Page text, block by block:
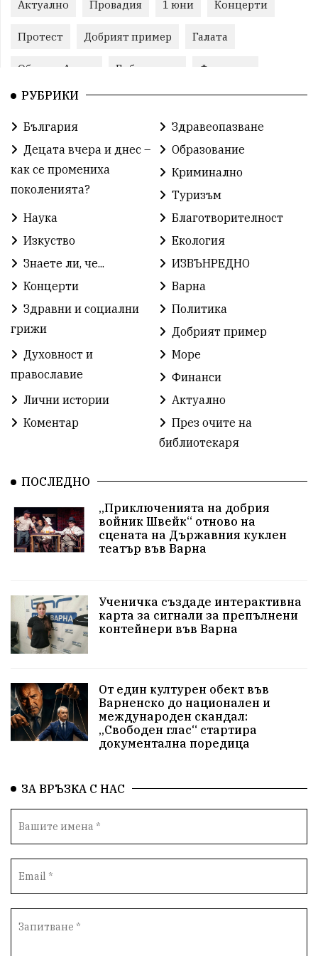
Актуално Провадия 1 юни Концерти
Протест Добрият пример Галата
Община Аврен Библиотека Фестивал
Финанси
Театър Спорт за деца История
Градски транспорт Нов протест
Безплатни прегледи Волейбол Карин дом
Зелена Енергия Ден на детето
Книги Ветрогенератори Девня
Ден на народните будители Изложба
Детски градини Богоявление
Разрушеното бомбоубежище
Избори 2026 Дарения
Концерт
едрогабаритни отпадъци
Културни и спортни събития Аспарухово
Безводие пожари Тенис Вълчи дол
Училища Лична инициатива Величие
Приют за кучета
Новини Зелена зона
Незаконно строителство
Опера
„Исторически парк“
РУБРИКИ
България
Здравеопазване
Децата вчера и днес –
как се промениха
поколенията?
Образование
Криминално
Туризъм
Наука
Благотворителност
Изкуство
Екология
Знаете ли, че...
ИЗВЪНРЕДНО
Концерти
Варна
Здравни и социални
грижи
Политика
Добрият пример
Духовност и
православие
Море
Финанси
Лични истории
Актуално
Коментар
През очите на
библиотекаря
ПОСЛЕДНО
„Приключенията на добрия
войник Швейк“ отново на
сцената на Държавния куклен
театър във Варна
Ученичка създаде интерактивна
карта за сигнали за препълнени
контейнери във Варна
От един културен обект във
Варненско до национален и
международен скандал:
„Свободен глас“ стартира
документална поредица
ЗА ВРЪЗКА С НАС